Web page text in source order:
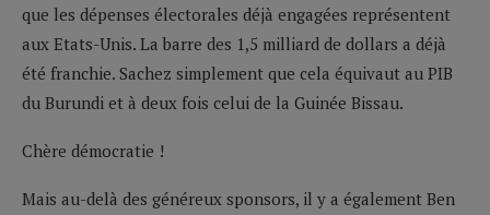
que les dépenses électorales déjà engagées représentent
aux Etats-Unis. La barre des 1,5 milliard de dollars a déjà
été franchie. Sachez simplement que cela équivaut au PIB
du Burundi et à deux fois celui de la Guinée Bissau.
Chère démocratie !
Mais au-delà des généreux sponsors, il y a également Ben